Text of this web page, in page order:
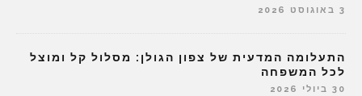
3 באוגוסט 2026
התעלומה המדעית של צפון הגולן: מסלול קל ומוצל
לכל המשפחה
30 ביולי 2026